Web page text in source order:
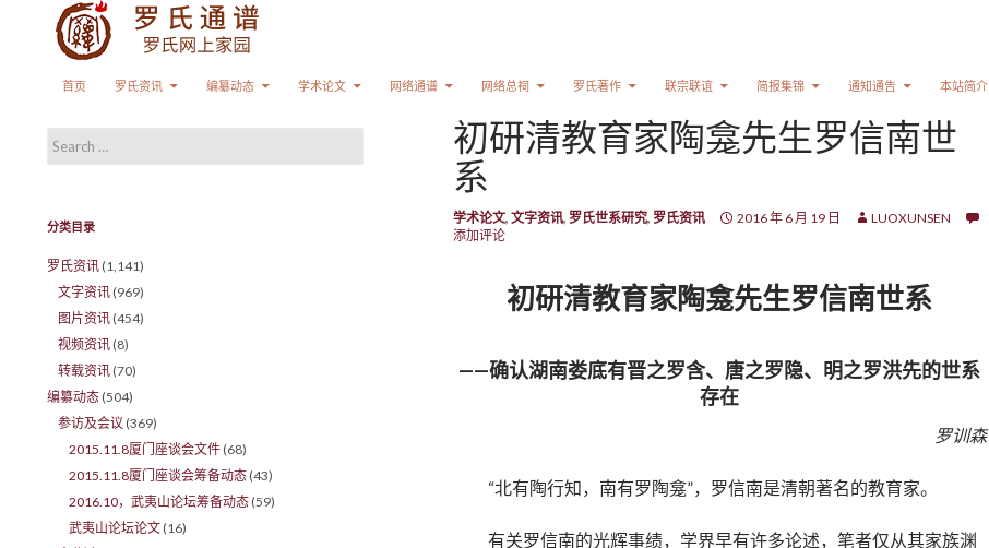
首页
罗氏资讯 编纂动态 学术论文 网络通谱 网络总祠 罗氏著作 联宗联谊 简报集锦 通知通告 本站简介
初研清教育家陶龛先生罗信南世
系
学术论文, 文字资讯, 罗氏世系研究, 罗氏资讯 2016 年 6 月 19 日
LUOXUNSEN
添加评论
初研清教育家陶龛先生罗信南世系
——确认湖南娄底有晋之罗含、唐之罗隐、明之罗洪先的世系
存在
罗训森
“北有陶行知，南有罗陶龛”，罗信南是清朝著名的教育家。
有关罗信南的光辉事绩，学界早有许多论述，笔者仅从其家族渊
Search for:
分类目录
罗氏资讯 (1,141)
文字资讯 (969)
图片资讯 (454)
视频资讯 (8)
转载资讯 (70)
编纂动态 (504)
参访及会议 (369)
2015.11.8厦门座谈会文件 (68)
2015.11.8厦门座谈会筹备动态 (43)
2016.10，武夷山论坛筹备动态 (59)
武夷山论坛论文 (16)